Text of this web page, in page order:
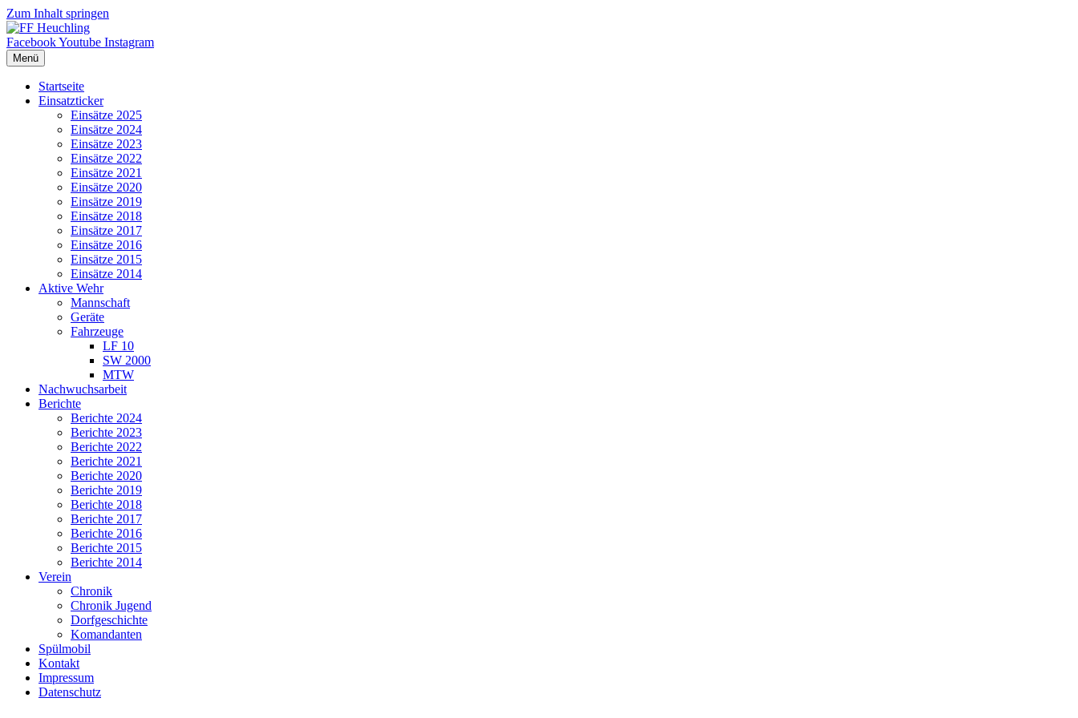
Zum Inhalt springen
FacebookYoutube Instagram
Menü
Startseite
Einsatzticker
Einsätze 2025
Einsätze 2024
Einsätze 2023
Einsätze 2022
Einsätze 2021
Einsätze 2020
Einsätze 2019
Einsätze 2018
Einsätze 2017
Einsätze 2016
Einsätze 2015
Einsätze 2014
Aktive Wehr
Mannschaft
Geräte
Fahrzeuge
LF 10
SW 2000
MTW
Nachwuchsarbeit
Berichte
Berichte 2024
Berichte 2023
Berichte 2022
Berichte 2021
Berichte 2020
Berichte 2019
Berichte 2018
Berichte 2017
Berichte 2016
Berichte 2015
Berichte 2014
Verein
Chronik
Chronik Jugend
Dorfgeschichte
Komandanten
Spülmobil
Kontakt
Impressum
Datenschutz